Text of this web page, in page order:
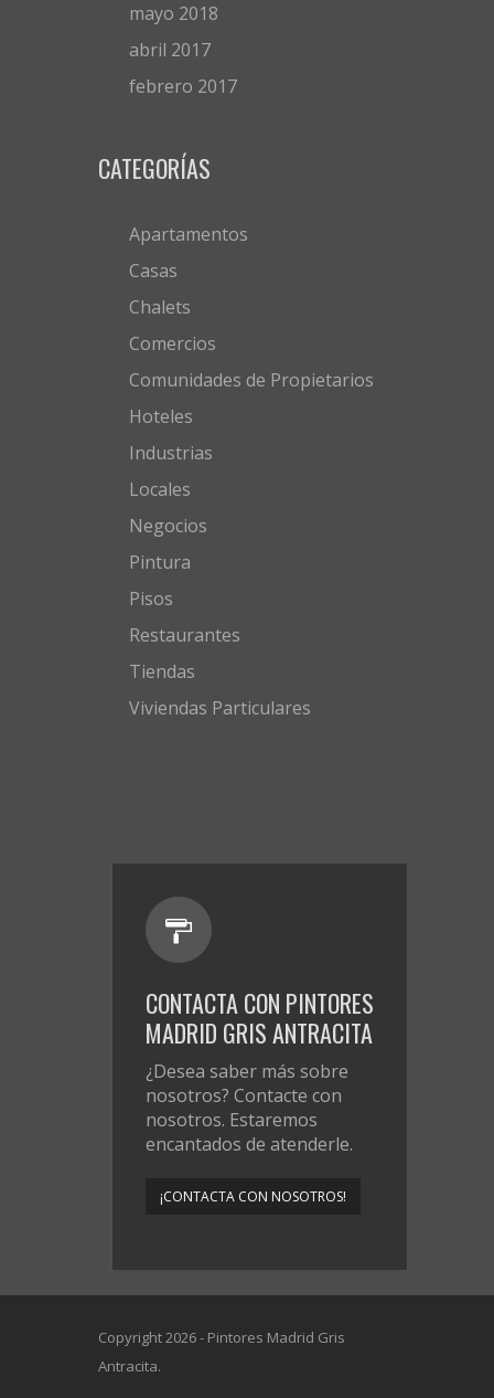
mayo 2018
abril 2017
febrero 2017
CATEGORÍAS
Apartamentos
Casas
Chalets
Comercios
Comunidades de Propietarios
Hoteles
Industrias
Locales
Negocios
Pintura
Pisos
Restaurantes
Tiendas
Viviendas Particulares
CONTACTA CON PINTORES
MADRID GRIS ANTRACITA
¿Desea saber más sobre
nosotros? Contacte con
nosotros. Estaremos
encantados de atenderle.
¡CONTACTA CON NOSOTROS!
Copyright 2026 - Pintores Madrid Gris
Antracita.